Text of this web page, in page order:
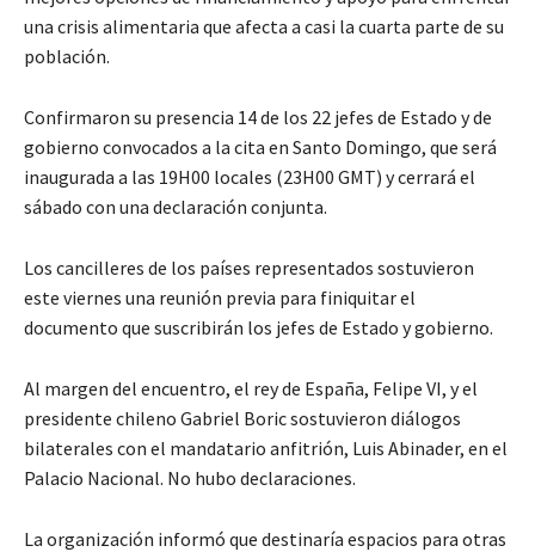
una crisis alimentaria que afecta a casi la cuarta parte de su
población.
Confirmaron su presencia 14 de los 22 jefes de Estado y de
gobierno convocados a la cita en Santo Domingo, que será
inaugurada a las 19H00 locales (23H00 GMT) y cerrará el
sábado con una declaración conjunta.
Los cancilleres de los países representados sostuvieron
este viernes una reunión previa para finiquitar el
documento que suscribirán los jefes de Estado y gobierno.
Al margen del encuentro, el rey de España, Felipe VI, y el
presidente chileno Gabriel Boric sostuvieron diálogos
bilaterales con el mandatario anfitrión, Luis Abinader, en el
Palacio Nacional. No hubo declaraciones.
La organización informó que destinaría espacios para otras